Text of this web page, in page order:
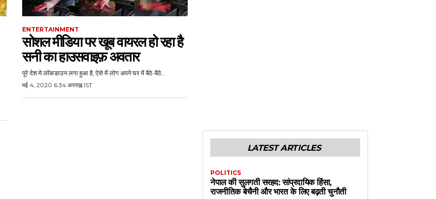
ENTERTAINMENT
सोशल मीडिया पर खूब वायरल हो रहा है
सनी का हाउसवाइफ़ अवतार
पूरे देश मे लॉकडाउन लगा हुआ है, ऐसे में लोग अपने घर में बैठे-बैठे...
मई 4, 2020 6:34 अपराह्न IST
LATEST ARTICLES
POLITICS
नेपाल की सुलगती सरहद: सांप्रदायिक हिंसा,
राजनीतिक बेचैनी और भारत के लिए बढ़ती चुनौती